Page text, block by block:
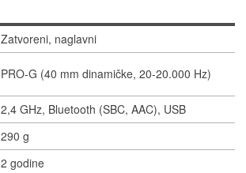
Zatvoreni, naglavni
PRO-G (40 mm dinamičke, 20-20.000 Hz)
2,4 GHz, Bluetooth (SBC, AAC), USB
290 g
2 godine